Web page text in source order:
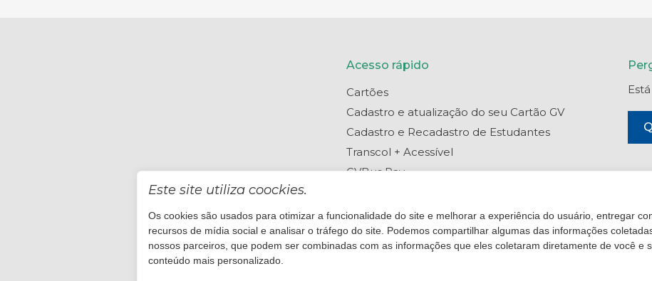
Acesso rápido
Cartões
Cadastro e atualização do seu Cartão GV
Cadastro e Recadastro de Estudantes
Transcol + Acessível
GVBus Pay
Central de Ajuda
Este site utiliza coockies.
Os cookies são usados para otimizar a funcionalidade do site e melhorar a experiência do usuário, entregar
recursos de mídia social e analisar o tráfego do site. Podemos compartilhar algumas das informações
nossos parceiros, que podem ser combinadas com as informações que eles coletaram diretamente de você e
conteúdo mais personalizado.